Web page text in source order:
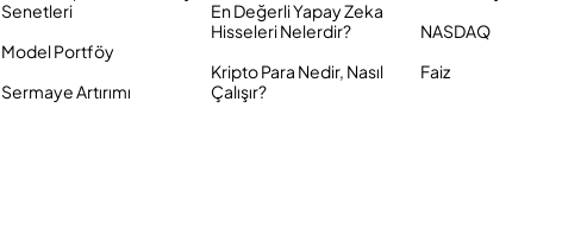
Senetleri
Model Portföy
Sermaye Artırımı
En Değerli Yapay Zeka
Hisseleri Nelerdir?
Kripto Para Nedir, Nasıl
Çalışır?
NASDAQ
Faiz